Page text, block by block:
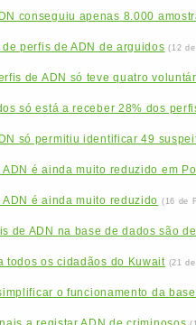
conseguiu apenas 8.000
perfis de ADN de arguidos (12
de ADN só teve quatro
só está a receber 28% dos
só permitiu identificar 49
ADN é ainda muito reduzido em
é ainda muito reduzido (16 de
de ADN na base de dados são
todos os cidadãos do Kuwait (21
o funcionamento da